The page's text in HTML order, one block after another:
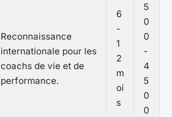
Reconnaissance
internationale pour les
coachs de vie et de
performance.
6
-
1
2
m
oi
s
5
0
0
-
4
5
0
0